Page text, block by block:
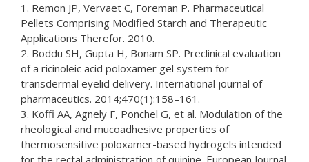
1. Remon JP, Vervaet C, Foreman P. Pharmaceutical
Pellets Comprising Modified Starch and Therapeutic
Applications Therefor. 2010.
2. Boddu SH, Gupta H, Bonam SP. Preclinical evaluation
of a ricinoleic acid poloxamer gel system for
transdermal eyelid delivery. International journal of
pharmaceutics. 2014;470(1):158–161.
3. Koffi AA, Agnely F, Ponchel G, et al. Modulation of the
rheological and mucoadhesive properties of
thermosensitive poloxamer-based hydrogels intended